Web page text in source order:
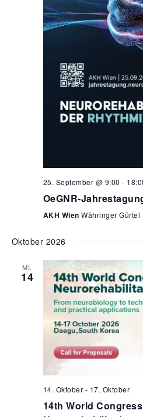
25. September @ 9:00 -
OeGNR-
AKH Wien Währinger Gürtel
Oktober 2026
MI.
14
14. Oktober - 17. Oktober
14th World